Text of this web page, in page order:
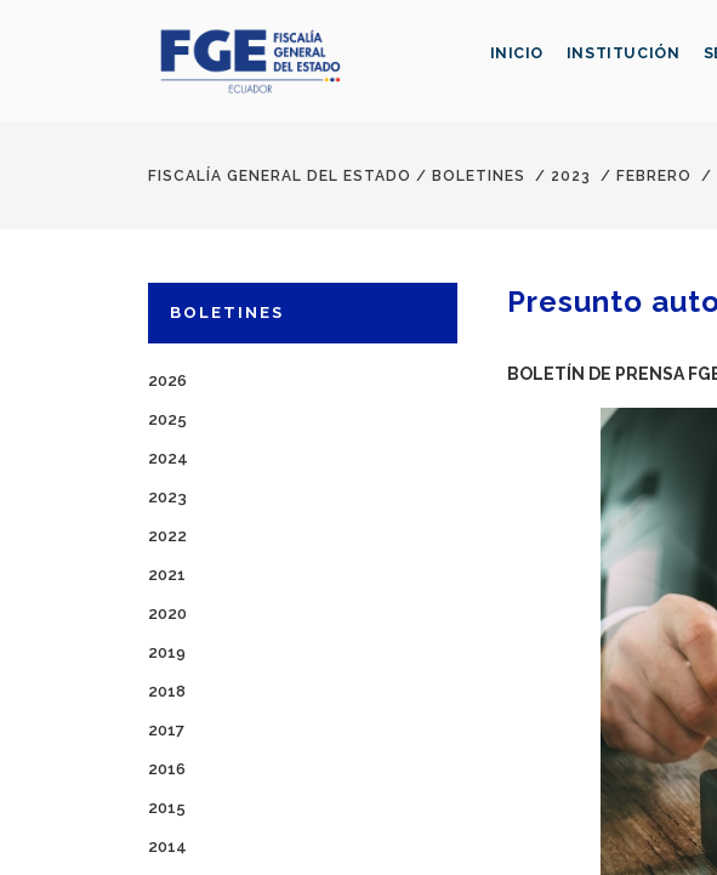
INICIO INSTITUCIÓN
FISCALÍA GENERAL DEL ESTADO / BOLETINES / 2023 / FEBRERO /
BOLETINES
2026
2025
2024
2023
2022
2021
2020
2019
2018
2017
2016
2015
2014
Presunto
BOLETÍN DE PRENSA